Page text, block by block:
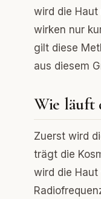
wird die
wirken nur
gilt diese
aus diesem
Wie läuft
Zuerst wird
trägt die
wird die